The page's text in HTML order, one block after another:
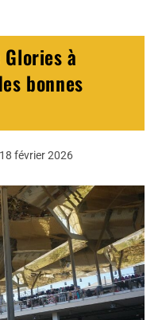
à
bonnes
février 2026